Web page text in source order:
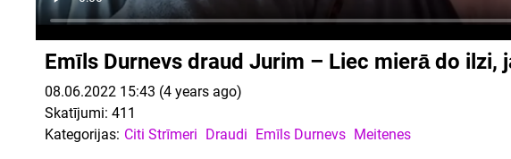
Emīls Durnevs draud Jurim – Liec mierā do ilzi,
08.06.2022 15:43 (4 years ago)
Skatījumi: 411
Kategorijas: Citi Strīmeri Draudi Emīls Durnevs Meitenes